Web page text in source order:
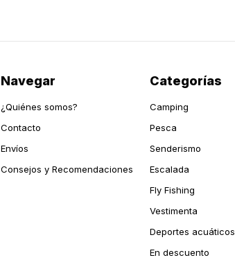
Navegar
¿Quiénes somos?
Contacto
Envíos
Consejos y Recomendaciones
Categorías
Camping
Pesca
Senderismo
Escalada
Fly Fishing
Vestimenta
Deportes acuáticos
En descuento